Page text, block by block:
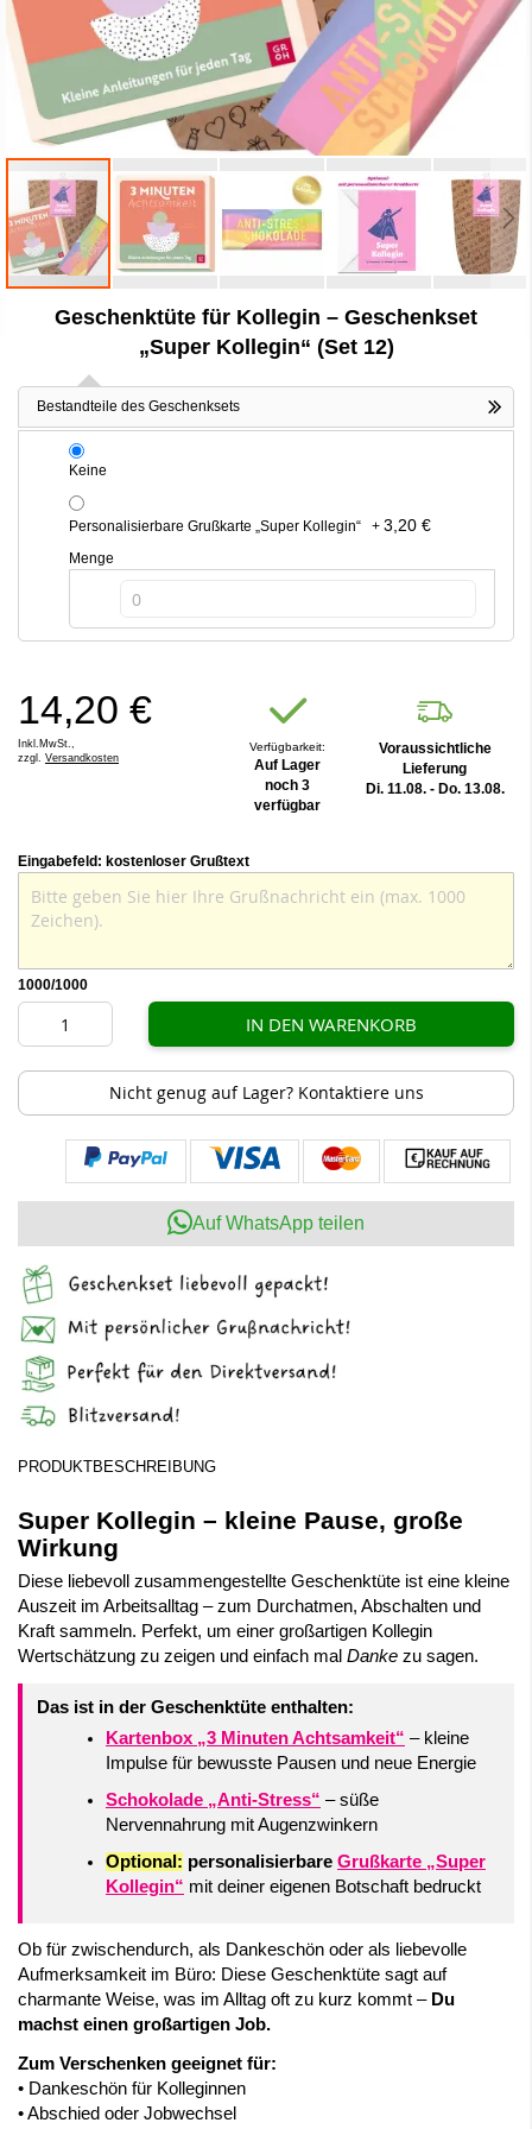
Geschenktüte für Kollegin – Geschenkset
„Super Kollegin“ (Set 12)
Bestandteile des Geschenksets
Keine
Personalisierbare Grußkarte „Super Kollegin“ + 3,20 €
Menge
14,20 €
Inkl.MwSt.,
zzgl. Versandkosten
Verfügbarkeit:
Auf Lager
noch 3
verfügbar
Voraussichtliche
Lieferung
Di. 11.08. - Do. 13.08.
Eingabefeld: kostenloser Grußtext
1000/1000
IN DEN WARENKORB
Nicht genug auf Lager? Kontaktiere uns
Auf WhatsApp teilen
PRODUKTBESCHREIBUNG
Super Kollegin – kleine Pause, große
Wirkung
Diese liebevoll zusammengestellte Geschenktüte ist eine kleine
Auszeit im Arbeitsalltag – zum Durchatmen, Abschalten und
Kraft sammeln. Perfekt, um einer großartigen Kollegin
Wertschätzung zu zeigen und einfach mal Danke zu sagen.
Das ist in der Geschenktüte enthalten:
Kartenbox „3 Minuten Achtsamkeit“ – kleine
Impulse für bewusste Pausen und neue Energie
Schokolade „Anti-Stress“ – süße
Nervennahrung mit Augenzwinkern
Optional: personalisierbare Grußkarte „Super
Kollegin“ mit deiner eigenen Botschaft bedruckt
Ob für zwischendurch, als Dankeschön oder als liebevolle
Aufmerksamkeit im Büro: Diese Geschenktüte sagt auf
charmante Weise, was im Alltag oft zu kurz kommt – Du
machst einen großartigen Job.
Zum Verschenken geeignet für:
• Dankeschön für Kolleginnen
• Abschied oder Jobwechsel